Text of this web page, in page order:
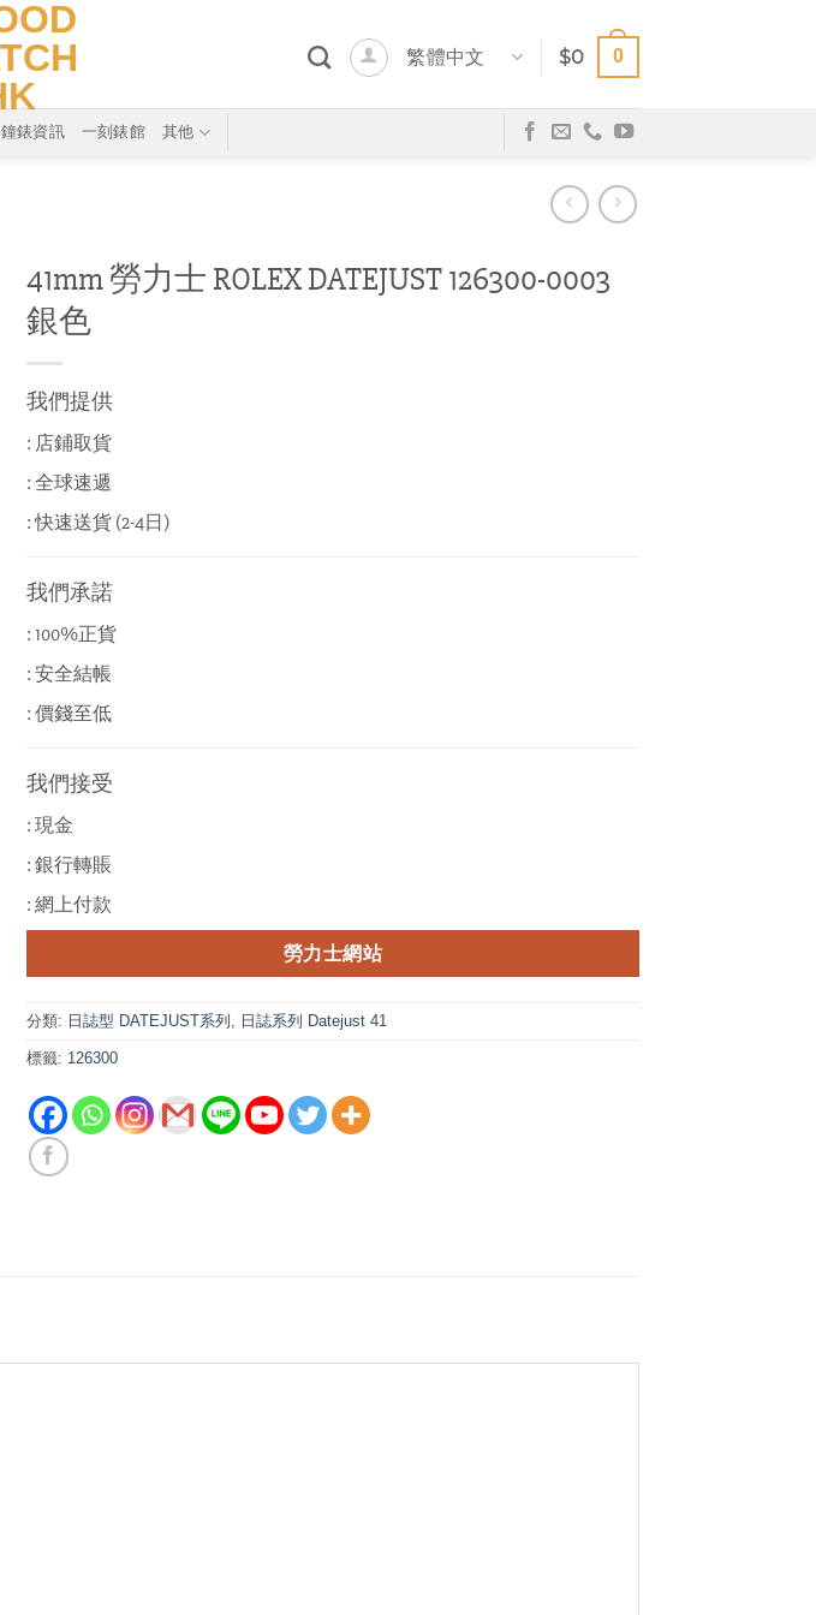
繁體中文 $0 0
鐘錶資訊 一刻錶館 其他
41mm 勞力士 ROLEX DATEJUST 126300-0003
銀色
我們提供
: 店鋪取貨
: 全球速遞
: 快速送貨 (2-4日)
我們承諾
: 100%正貨
: 安全結帳
: 價錢至低
我們接受
: 現金
: 銀行轉賬
: 網上付款
勞力士網站
分類: 日誌型 DATEJUST系列 日誌系列 Datejust 41
標籤: 126300